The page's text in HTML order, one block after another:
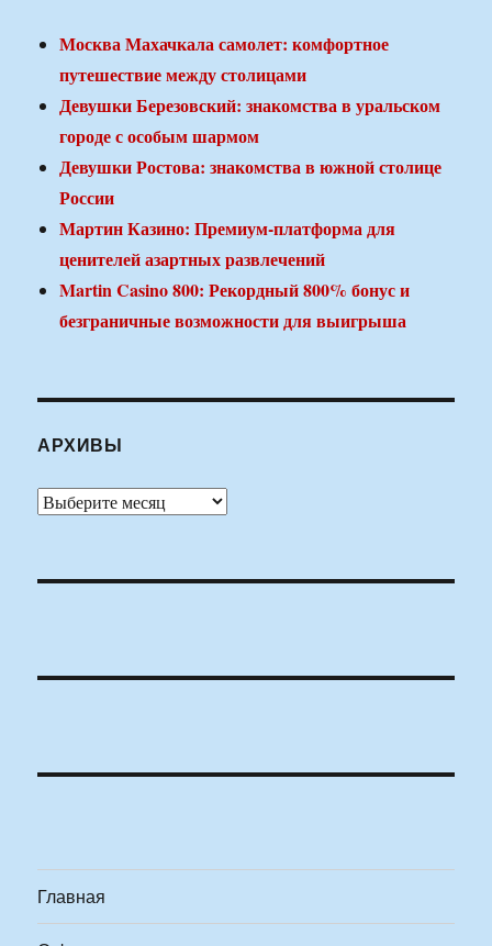
Москва Махачкала самолет: комфортное
путешествие между столицами
Девушки Березовский: знакомства в уральском
городе с особым шармом
Девушки Ростова: знакомства в южной столице
России
Мартин Казино: Премиум-платформа для
ценителей азартных развлечений
Martin Casino 800: Рекордный 800% бонус и
безграничные возможности для выигрыша
АРХИВЫ
Архивы
Главная